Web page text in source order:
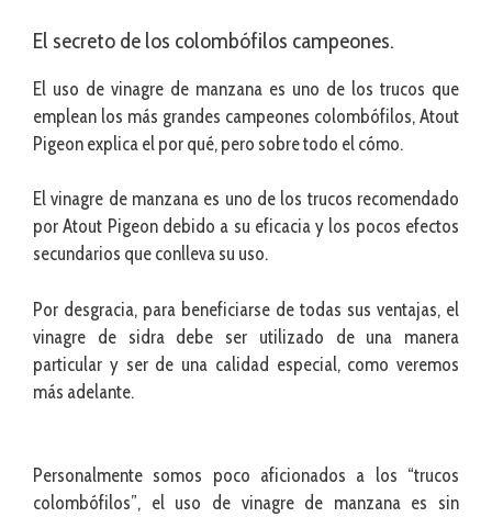
El secreto de los colombófilos campeones.
El uso de vinagre de manzana es uno de los trucos que
emplean los más grandes campeones colombófilos, Atout
Pigeon explica el por qué, pero sobre todo el cómo.
El vinagre de manzana es uno de los trucos recomendado
por Atout Pigeon debido a su eficacia y los pocos efectos
secundarios que conlleva su uso.
Por desgracia, para beneficiarse de todas sus ventajas, el
vinagre de sidra debe ser utilizado de una manera
particular y ser de una calidad especial, como veremos
más adelante.
Personalmente somos poco aficionados a los “trucos
colombófilos”, el uso de vinagre de manzana es sin